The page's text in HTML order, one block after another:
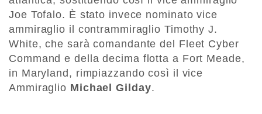
Joe Tofalo. È stato invece nominato vice
ammiraglio il contrammiraglio Timothy J.
White, che sarà comandante del Fleet Cyber
Command e della decima flotta a Fort Meade,
in Maryland, rimpiazzando così il vice
Ammiraglio Michael Gilday.